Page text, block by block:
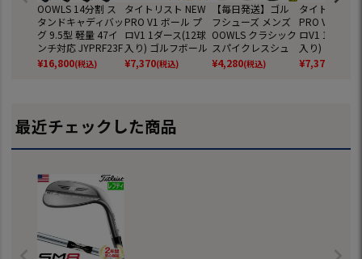
OOWLS 14分割 ス
タンドキャディバッ
グ 9.5型 軽量 47イ
ンチ対応 JYPRF23F
SB 【JYPER'Sオリ
ジナル商品】
¥16,800(税込)
タイトリスト NEW
PRO V1 ボール プ
ロV1 1ダース(12球
入り) ゴルフボール
2025年モデル TITL
EIST 日本正規品
¥7,370(税込)
【毎日発送】ゴル
フシューズ メンズ
OOWLS クラシック
スパイクレスシュ
ーズ JYPRF003 ス
パイクレスシューズ
スゴルフシューズ
¥4,280(税込)
タイトリスト
PRO V1x ボ
ロV1 1ダース
入り) ゴルフ
2025年モデル
EIST 日本正
¥7,370
最近チェックした商品